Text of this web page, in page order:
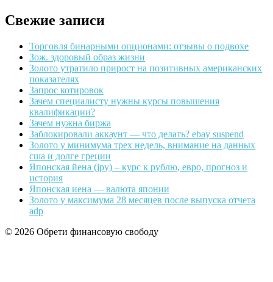
Свежие записи
Торговля бинарными опционами: отзывы о подвохе
Зож. здоровый образ жизни
Золото утратило прирост на позитивных американских
показателях
Запрос котировок
Зачем специалисту нужны курсы повышения
квалификации?
Зачем нужна биржа
Заблокировали аккаунт — что делать? ebay suspend
Золото у минимума трех недель, внимание на данных
сша и долге греции
Японская йена (jpy) – курс к рублю, евро, прогноз и
история
Японская иена — валюта японии
Золото у максимума 28 месяцев после выпуска отчета
adp
© 2026 Обрети финансовую свободу